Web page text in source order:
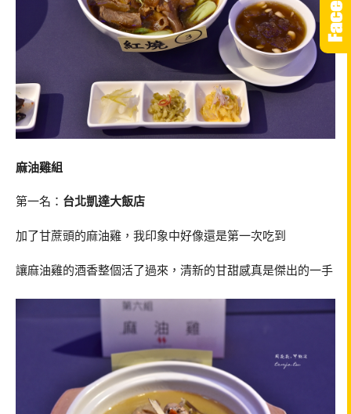
麻油雞組
第一名： 台北凱達大飯店
加了甘蔗頭的麻油雞，我印象中好像還是第一次吃到
讓麻油雞的酒香整個活了過來，清新的甘甜感真是傑出的一手